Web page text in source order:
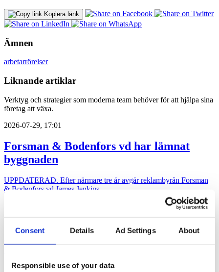
Consent Details Ad Settings About
Responsible use of your data
Kopiera länk
Ämnen
arbetarrörelser
Liknande artiklar
Verktyg och strategier som moderna team behöver för att hjälpa sina
företag att växa.
2026-07-29, 17:01
Forsman & Bodenfors vd har lämnat
byggnaden
UPPDATERAD. Efter närmare tre år avgår reklambyrån Forsman
& Bodenfors vd James Jenkins.
SKR hämtar presschef från Region
Stockholm
Arbetsgivarorganisationen Sveriges kommuner och regioner (SKR)